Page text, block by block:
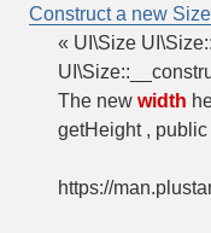
Construct a new Size
« UI\Size
The new width
getHeight , public
https://